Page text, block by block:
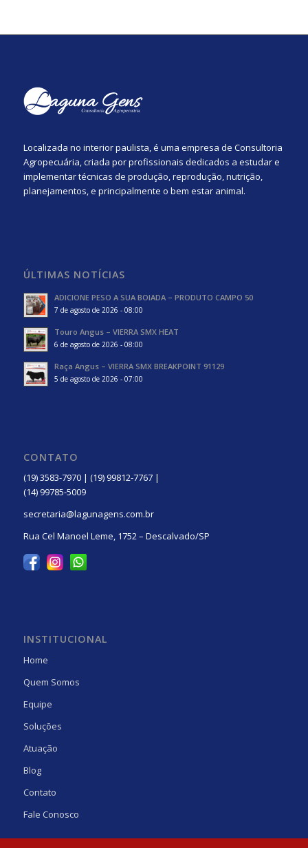
Localizada no interior paulista, é uma empresa de Consultoria
Agropecuária, criada por profissionais dedicados a estudar e
implementar técnicas de produção, reprodução, nutrição,
planejamentos, e principalmente o bem estar animal.
ÚLTIMAS NOTÍCIAS
ADICIONE PESO A SUA BOIADA – PRODUTO CAMPO 50
7 de agosto de 2026 - 08:00
Touro Angus – VIERRA SMX HEAT
6 de agosto de 2026 - 08:00
Raça Angus – VIERRA SMX BREAKPOINT 91129
5 de agosto de 2026 - 07:00
CONTATO
(19) 3583-7970 | (19) 99812-7767 |
(14) 99785-5009
secretaria@lagunagens.com.br
Rua Cel Manoel Leme, 1752 – Descalvado/SP
INSTITUCIONAL
Home
Quem Somos
Equipe
Soluções
Atuação
Blog
Contato
Fale Conosco